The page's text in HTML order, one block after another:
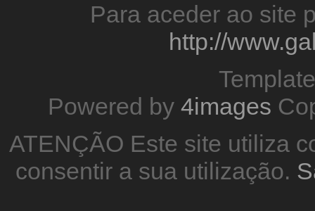
Para aceder ao site
http://
Powered by 4images
ATENÇÃO Este site utiliza
consentir a sua utilização.